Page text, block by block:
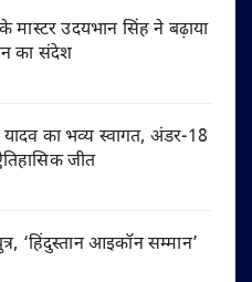
मास्टर उदयभान सिंह ने बढ़ाया
का संदेश
यादव का भव्य स्वागत, अंडर-18
जीत
‘हिंदुस्तान आइकॉन सम्मान’